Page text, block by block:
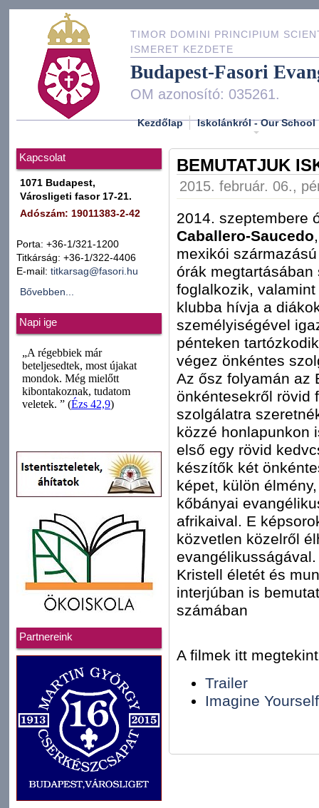
TIMOR DOMINI PRINCIPIUM
ISMERET KEZDETE
Budapest-Fasori
OM azonosító: 035261.
Kezdőlap Iskolánkról - Our School
Kapcsolat
1071 Budapest,
Városligeti fasor 17-21.
Adószám: 19011383-2-42
Porta: +36-1/321-1200
Titkárság: +36-1/322-4406
E-mail: titkarsag@fasori.hu
Bővebben...
Napi ige
Partnereink
BEMUTATJUK
2015. február. 06.,
2014. szeptembere
Caballero-Saucedo
mexikói
órák
foglalkozik,
klubba hívja a
személyiségével
pénteken
végez önkéntes
Az ősz folyamán az
önkéntesekről rövid
szolgálatra
közzé honlapunkon
első egy rövid
készítők két
képet, külön
kőbányai
afrikaival. E
közvetlen közelről
evangélikusságával.
Kristell életét és
interjúban is
számában
A filmek itt
Trailer
Imagine